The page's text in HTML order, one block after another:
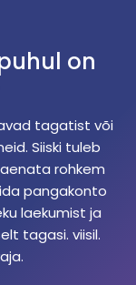
on
tagatist või
Siiski tuleb
rohkem
pangakonto
laekumist ja
tagasi. viisil.